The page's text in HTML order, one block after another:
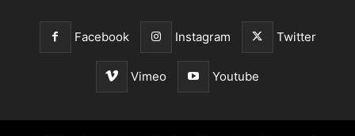
Facebook Instagram Twitter
Vimeo Youtube